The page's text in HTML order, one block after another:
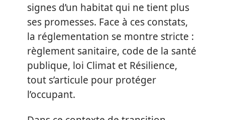
signes d’un habitat qui ne tient plus
ses promesses. Face à ces constats,
la réglementation se montre stricte :
règlement sanitaire, code de la santé
publique, loi Climat et Résilience,
tout s’articule pour protéger
l’occupant.